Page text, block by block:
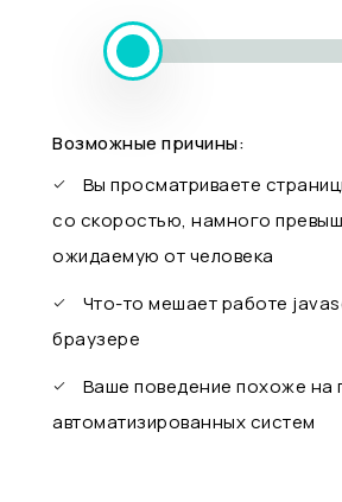
Возможные причины:
Вы просматриваете
со скоростью, намного
ожидаемую от человека
Что-то мешает работе
браузере
Ваше поведение похоже на
автоматизированных систем